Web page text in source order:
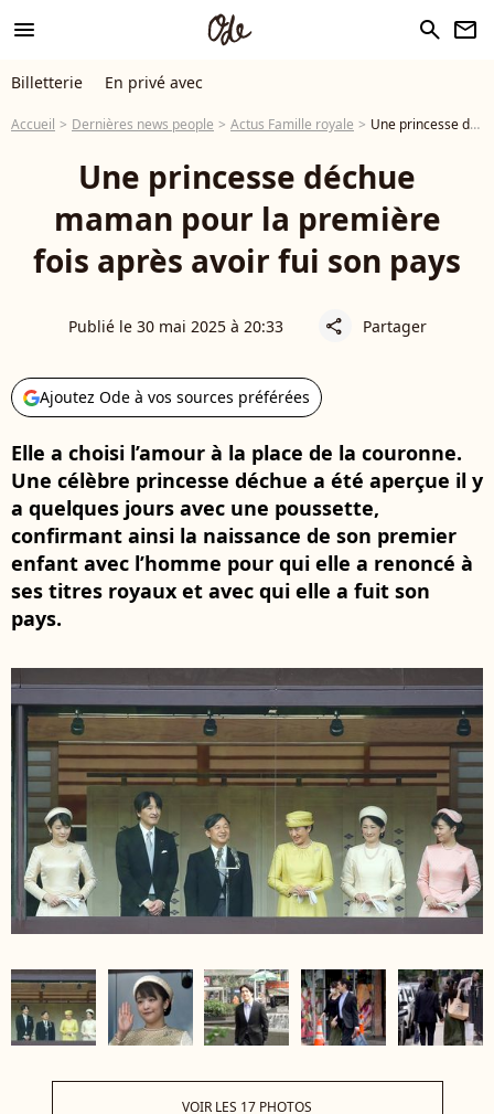
menu search newsletter
Billetterie En privé avec
Accueil Dernières news people Actus Famille royale Une princesse déchue maman pour la première fois après avoir fui son pays
Une princesse déchue
maman pour la première
fois après avoir fui son pays
Publié le 30 mai 2025 à 20:33 share Partager
Ajoutez Ode à vos sources préférées
Elle a choisi l’amour à la place de la couronne.
Une célèbre princesse déchue a été aperçue il y
a quelques jours avec une poussette,
confirmant ainsi la naissance de son premier
enfant avec l’homme pour qui elle a renoncé à
ses titres royaux et avec qui elle a fuit son
pays.
VOIR LES 17 PHOTOS